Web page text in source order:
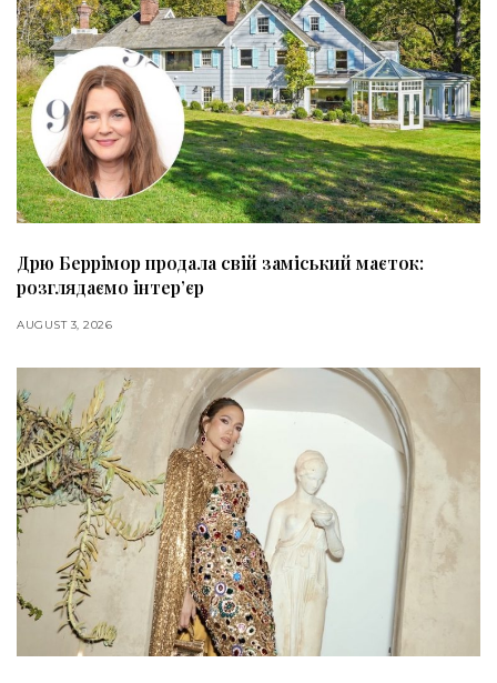
Дрю Беррімор продала свій заміський маєток:
розглядаємо інтер’єр
AUGUST 3, 2026